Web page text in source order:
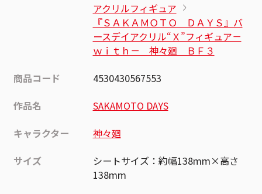
アクリルフィギュア
『ＳＡＫＡＭＯＴＯ ＤＡＹＳ』バ
ースデイアクリル“Ｘ”フィギュア－
ｗｉｔｈ－ 神々廻 ＢＦ３
商品コード
4530430567553
作品名
SAKAMOTO DAYS
キャラクター
神々廻
サイズ
シートサイズ：約幅138mm×高さ
138mm